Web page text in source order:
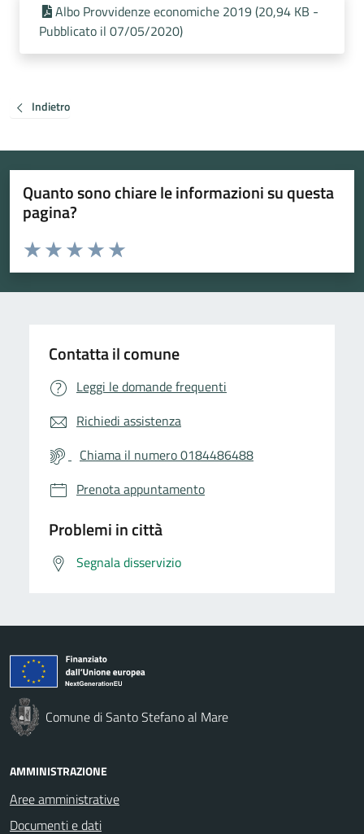
Albo Provvidenze economiche 2019 (20,94 KB -
Pubblicato il 07/05/2020)
Indietro
Quanto sono chiare le informazioni su questa
pagina?
Valuta da 1 a 5 stelle la pagina
Valuta 5 stelle su 5
Valuta 4 stelle su 5
Valuta 3 stelle su 5
Valuta 2 stelle su 5
Valuta 1 stelle su 5
Contatta il comune
Leggi le domande frequenti
Richiedi assistenza
Chiama il numero 0184486488
Prenota appuntamento
Problemi in città
Segnala disservizio
Comune di Santo Stefano al Mare
AMMINISTRAZIONE
Aree amministrative
Documenti e dati